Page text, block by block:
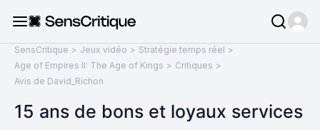
SensCritique > Jeux vidéo > Stratégie temps réel >
Age of Empires II: The Age of Kings > Critiques >
Avis de David_Richon
15 ans de bons et loyaux services